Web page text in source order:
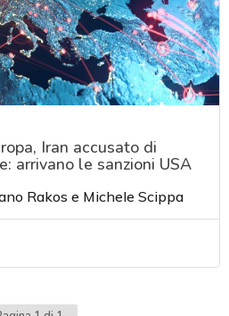
Iran accusato di
arrivano le sanzioni USA
Rakos e Michele Scippa